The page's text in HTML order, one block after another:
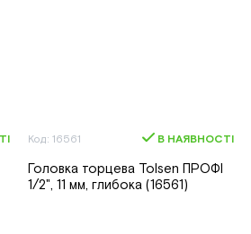
Код: 16561 В НАЯВНОСТІ
Головка торцева Tolsen ПРОФІ
1/2", 11 мм, глибока (16561)